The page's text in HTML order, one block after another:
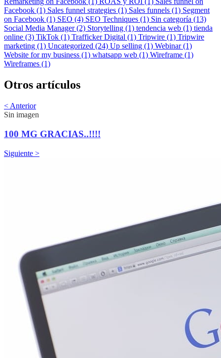
Facebook (1) Sales funnel strategies (1) Sales funnels (1) Segment
on Facebook (1) SEO (4) SEO Techniques (1) Sin categoría (13)
Social Media Manager (2) Storytelling (1) tendencia web (1) tienda
online (3) TikTok (1) Trafficker Digital (1) Tripwire (1) Tripwire
marketing (1) Uncategorized (24) Up selling (1) Webinar (1)
Website for my business (1) whatsapp web (1) Wireframe (1)
Wireframes (1)
Otros artículos
< Anterior
Sin imagen
100 MG GRACIAS..!!!!
Siguiente >